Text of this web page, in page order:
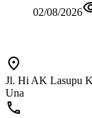
02/08/2026
Jl. Hi AK Lasupu
Una